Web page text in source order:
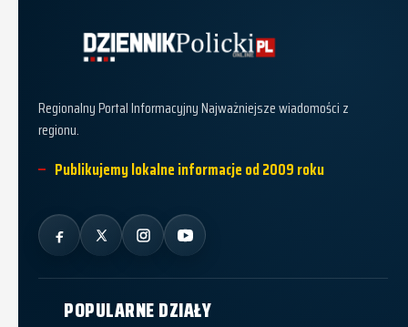
Regionalny Portal Informacyjny Najważniejsze wiadomości z
regionu.
Publikujemy lokalne informacje od 2009 roku
POPULARNE DZIAŁY